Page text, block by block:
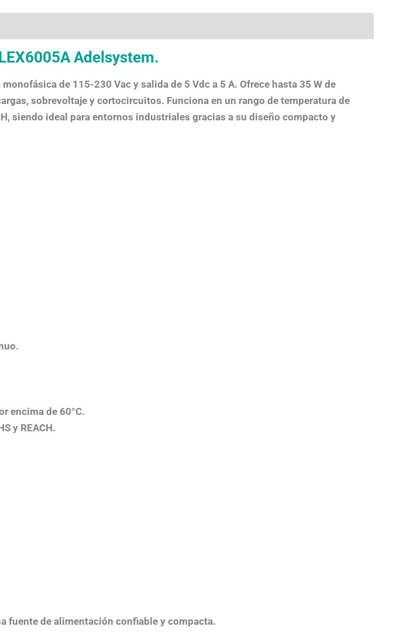
Adelsystem.
de 115-230 Vac y salida de 5 Vdc a 5 A. Ofrece hasta 35 W de
sobrevoltaje y cortocircuitos. Funciona en un rango de temperatura de
siendo ideal para entornos industriales gracias a su diseño compacto y
encima de 60°C.
y REACH.
fuente de alimentación confiable y compacta.